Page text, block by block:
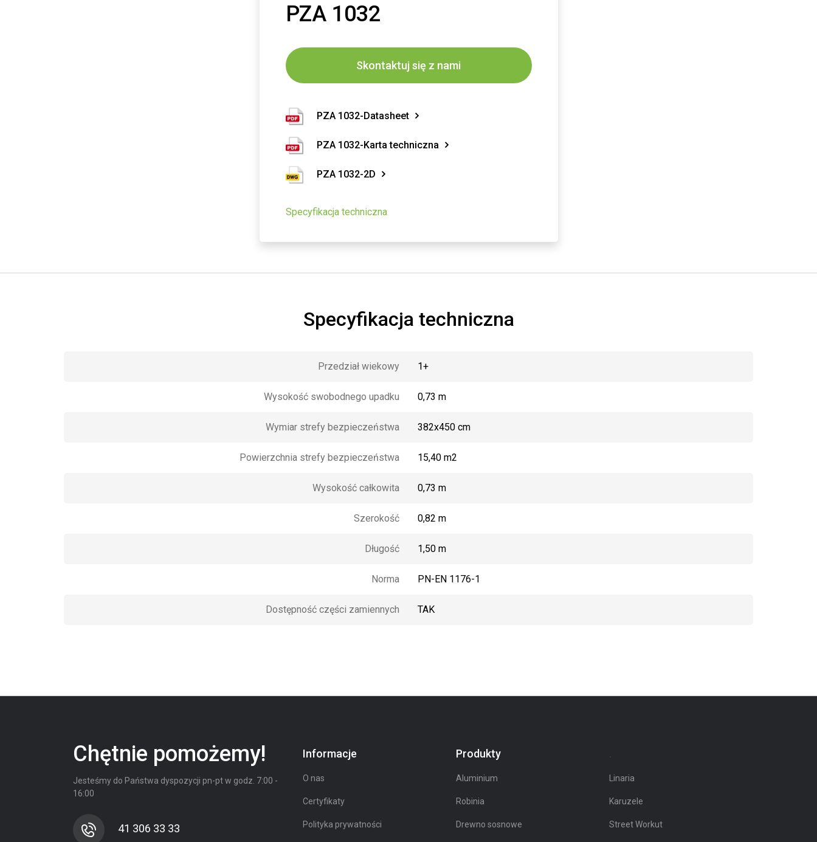
PZA 1032
Skontaktuj się z nami
PZA 1032-Datasheet
PZA 1032-Karta techniczna
PZA 1032-2D
Specyfikacja techniczna
Specyfikacja techniczna
Przedział wiekowy 1+
Wysokość swobodnego upadku 0,73 m
Wymiar strefy bezpieczeństwa 382x450 cm
Powierzchnia strefy bezpieczeństwa 15,40 m2
Wysokość całkowita 0,73 m
Szerokość 0,82 m
Długość 1,50 m
Norma PN-EN 1176-1
Dostępność części zamiennych TAK
Chętnie pomożemy!
Jesteśmy do Państwa dyspozycji pn-pt w godz. 7:00 -
16:00
41 306 33 33
Informacje
O nas
Certyfikaty
Polityka prywatności
Produkty
Aluminium
Robinia
Drewno sosnowe
Linaria
Karuzele
Street Workut